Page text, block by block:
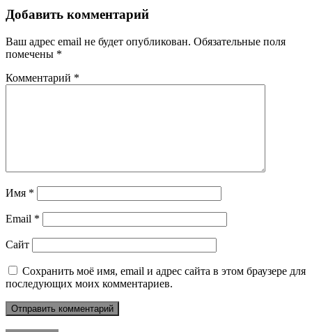
Добавить комментарий
Ваш адрес email не будет опубликован. Обязательные поля
помечены *
Комментарий *
Имя *
Email *
Сайт
Сохранить моё имя, email и адрес сайта в этом браузере для
последующих моих комментариев.